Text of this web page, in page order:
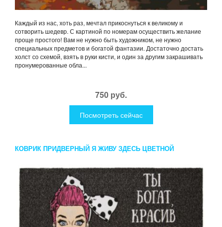
Каждый из нас, хоть раз, мечтал прикоснуться к великому и
сотворить шедевр. С картиной по номерам осуществить желание
проще простого! Вам не нужно быть художником, не нужно
специальных предметов и богатой фантазии. Достаточно достать
холст со схемой, взять в руки кисти, и один за другим закрашивать
пронумерованные обла...
750 руб.
Посмотреть сейчас
КОВРИК ПРИДВЕРНЫЙ Я ЖИВУ ЗДЕСЬ ЦВЕТНОЙ